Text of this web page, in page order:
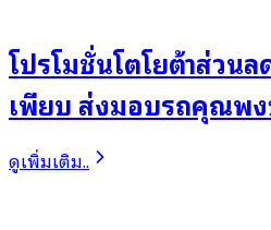
โปรโมชั่นโตโยต้าส่วน
เพียบ ส่งมอบรถคุณพ
ดูเพิ่มเติม..